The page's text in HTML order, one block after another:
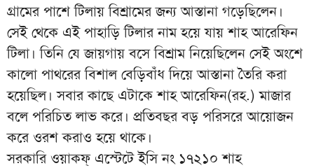
গ্রামের পাশে টিলায় বিশ্রামের জন্য আস্তানা গড়েছিলেন।
সেই থেকে এই পাহাড়ি টিলার নাম হয়ে যায় শাহ আরেফিন
টিলা। তিনি যে জায়গায় বসে বিশ্রাম নিয়েছিলেন সেই অংশে
কালো পাথরের বিশাল বেড়িবাঁধ দিয়ে আস্তানা তৈরি করা
হয়েছিল। সবার কাছে এটাকে শাহ আরেফিন(রহ.) মাজার
বলে পরিচিত লাভ করে। প্রতিবছর বড় পরিসরে আয়োজন
করে ওরশ করাও হয়ে থাকে।
সরকারি ওয়াকফ্ এস্টেটে ইসি নং ১৭২১০ শাহ